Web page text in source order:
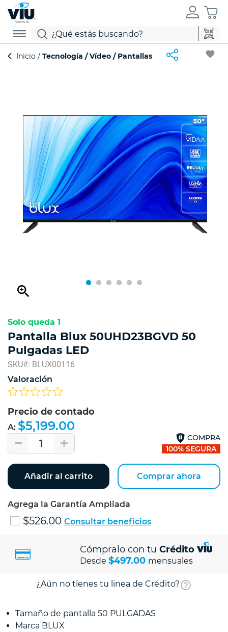
Inicio Tecnología Vídeo Pantallas favorite
zoom_in
Solo queda 1
Pantalla Blux 50UHD23BGVD 50
Pulgadas LED
SKU#: BLUX00116
Valoración
Precio de contado
A: $5,199.00
1
COMPRA
100% SEGURA
Añadir al carrito Comprar ahora
Agrega la Garantía Ampliada
$526.00 Consultar beneficios
Cómpralo con tu Crédito
Desde $497.00 mensuales
¿Aún no tienes tu linea de Crédito?
Tamaño de pantalla 50 PULGADAS
Marca BLUX